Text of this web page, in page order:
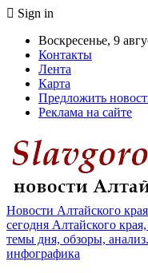
Sign in
Воскресенье, 9
Контакты
Лента
Карта
Предложить
Реклама на сайте
Новости Алтайского
сегодня Алтайского
темы дня, обзоры,
инфографика